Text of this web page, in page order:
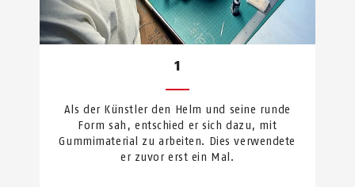
1
Als der Künstler den Helm und seine runde
Form sah, entschied er sich dazu, mit
Gummimaterial zu arbeiten. Dies verwendete
er zuvor erst ein Mal.